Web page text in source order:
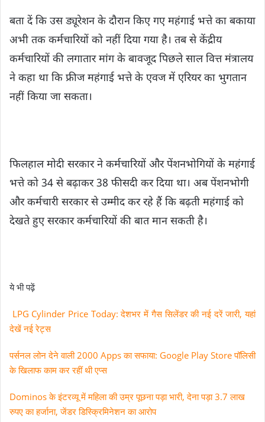
बता दें कि उस ड्यूरेशन के दौरान किए गए महंगाई भत्ते का बकाया
अभी तक कर्मचारियों को नहीं दिया गया है। तब से केंद्रीय
कर्मचारियों की लगातार मांग के बावजूद पिछले साल वित्त मंत्रालय
ने कहा था कि फ्रीज महंगाई भत्ते के एवज में एरियर का भुगतान
नहीं किया जा सकता।
फिलहाल मोदी सरकार ने कर्मचारियों और पेंशनभोगियों के महंगाई
भत्ते को 34 से बढ़ाकर 38 फीसदी कर दिया था। अब पेंशनभोगी
और कर्मचारी सरकार से उम्मीद कर रहे हैं कि बढ़ती महंगाई को
देखते हुए सरकार कर्मचारियों की बात मान सकती है।
ये भी पढ़ें
LPG Cylinder Price Today: देशभर में गैस सिलेंडर की नई दरें जारी, यहां
देखें नई रेट्स
पर्सनल लोन देने वाली 2000 Apps का सफाया: Google Play Store पॉलिसी
के खिलाफ काम कर रहीं थी एप्स
Dominos के इंटरव्यू में महिला की उम्र पूछना पड़ा भारी‚ देना पड़ा 3.7 लाख
रुपए का हर्जाना‚ जेंडर डिस्क्रिमिनेशन का आरोप